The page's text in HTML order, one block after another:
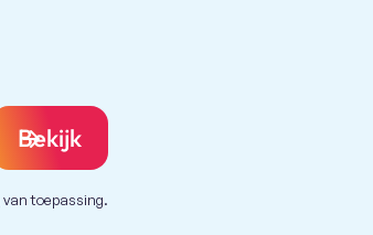
Bekijk
van toepassing.